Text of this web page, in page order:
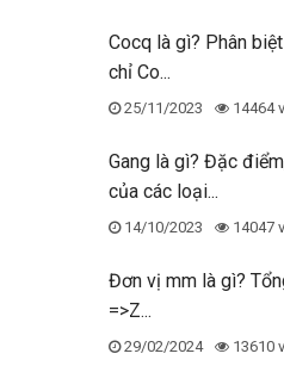
Cocq là gì? Phân
chỉ Co...
25/11/2023 14464
Gang là gì? Đặc
của các loại...
14/10/2023 14047
Đơn vị mm là gì?
=>Z...
29/02/2024 13610